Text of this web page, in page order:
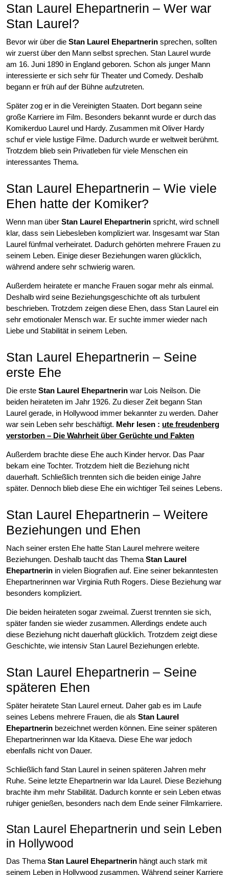
Stan Laurel Ehepartnerin – Wer war
Stan Laurel?
Bevor wir über die Stan Laurel Ehepartnerin sprechen, sollten
wir zuerst über den Mann selbst sprechen. Stan Laurel wurde
am 16. Juni 1890 in England geboren. Schon als junger Mann
interessierte er sich sehr für Theater und Comedy. Deshalb
begann er früh auf der Bühne aufzutreten.
Später zog er in die Vereinigten Staaten. Dort begann seine
große Karriere im Film. Besonders bekannt wurde er durch das
Komikerduo Laurel und Hardy. Zusammen mit Oliver Hardy
schuf er viele lustige Filme. Dadurch wurde er weltweit berühmt.
Trotzdem blieb sein Privatleben für viele Menschen ein
interessantes Thema.
Stan Laurel Ehepartnerin – Wie viele
Ehen hatte der Komiker?
Wenn man über Stan Laurel Ehepartnerin spricht, wird schnell
klar, dass sein Liebesleben kompliziert war. Insgesamt war Stan
Laurel fünfmal verheiratet. Dadurch gehörten mehrere Frauen zu
seinem Leben. Einige dieser Beziehungen waren glücklich,
während andere sehr schwierig waren.
Außerdem heiratete er manche Frauen sogar mehr als einmal.
Deshalb wird seine Beziehungsgeschichte oft als turbulent
beschrieben. Trotzdem zeigen diese Ehen, dass Stan Laurel ein
sehr emotionaler Mensch war. Er suchte immer wieder nach
Liebe und Stabilität in seinem Leben.
Stan Laurel Ehepartnerin – Seine
erste Ehe
Die erste Stan Laurel Ehepartnerin war Lois Neilson. Die
beiden heirateten im Jahr 1926. Zu dieser Zeit begann Stan
Laurel gerade, in Hollywood immer bekannter zu werden. Daher
war sein Leben sehr beschäftigt. Mehr lesen : ute freudenberg
verstorben – Die Wahrheit über Gerüchte und Fakten
Außerdem brachte diese Ehe auch Kinder hervor. Das Paar
bekam eine Tochter. Trotzdem hielt die Beziehung nicht
dauerhaft. Schließlich trennten sich die beiden einige Jahre
später. Dennoch blieb diese Ehe ein wichtiger Teil seines Lebens.
Stan Laurel Ehepartnerin – Weitere
Beziehungen und Ehen
Nach seiner ersten Ehe hatte Stan Laurel mehrere weitere
Beziehungen. Deshalb taucht das Thema Stan Laurel
Ehepartnerin in vielen Biografien auf. Eine seiner bekanntesten
Ehepartnerinnen war Virginia Ruth Rogers. Diese Beziehung war
besonders kompliziert.
Die beiden heirateten sogar zweimal. Zuerst trennten sie sich,
später fanden sie wieder zusammen. Allerdings endete auch
diese Beziehung nicht dauerhaft glücklich. Trotzdem zeigt diese
Geschichte, wie intensiv Stan Laurel Beziehungen erlebte.
Stan Laurel Ehepartnerin – Seine
späteren Ehen
Später heiratete Stan Laurel erneut. Daher gab es im Laufe
seines Lebens mehrere Frauen, die als Stan Laurel
Ehepartnerin bezeichnet werden können. Eine seiner späteren
Ehepartnerinnen war Ida Kitaeva. Diese Ehe war jedoch
ebenfalls nicht von Dauer.
Schließlich fand Stan Laurel in seinen späteren Jahren mehr
Ruhe. Seine letzte Ehepartnerin war Ida Laurel. Diese Beziehung
brachte ihm mehr Stabilität. Dadurch konnte er sein Leben etwas
ruhiger genießen, besonders nach dem Ende seiner Filmkarriere.
Stan Laurel Ehepartnerin und sein Leben
in Hollywood
Das Thema Stan Laurel Ehepartnerin hängt auch stark mit
seinem Leben in Hollywood zusammen. Während seiner Karriere